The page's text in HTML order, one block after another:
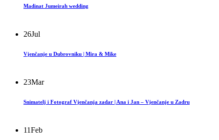
Madinat Jumeirah wedding
26Jul
Vjenčanje u Dubrovniku | Mira & Mike
23Mar
Snimatelj i Fotograf Vjenčanja zadar | Ana i Jan – Vjenčanje u Zadru
11Feb